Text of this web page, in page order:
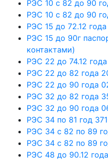
РЭС 10 с 82 до 90
РЭС 10 с 82 до 90
РЭС 15 до 72.12
РЭС 15 до 90г
контактами)
РЭС 22 до 74.12
РЭС 22 до 82 года
РЭС 22 до 90 года
РЭС 32 до 82 года
РЭС 32 до 90 года
РЭС 34 по 81 год
РЭС 34 с 82 по 89
РЭС 34 с 82 по 89
РЭС 48 до 90.12